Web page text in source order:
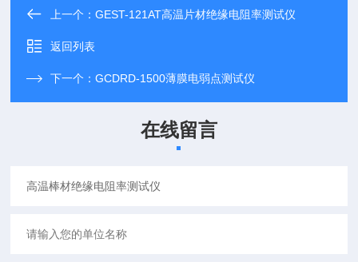
上一个：GEST-121AT高温片材绝缘电阻率测试仪
返回列表
下一个：GCDRD-1500薄膜电弱点测试仪
在线留言